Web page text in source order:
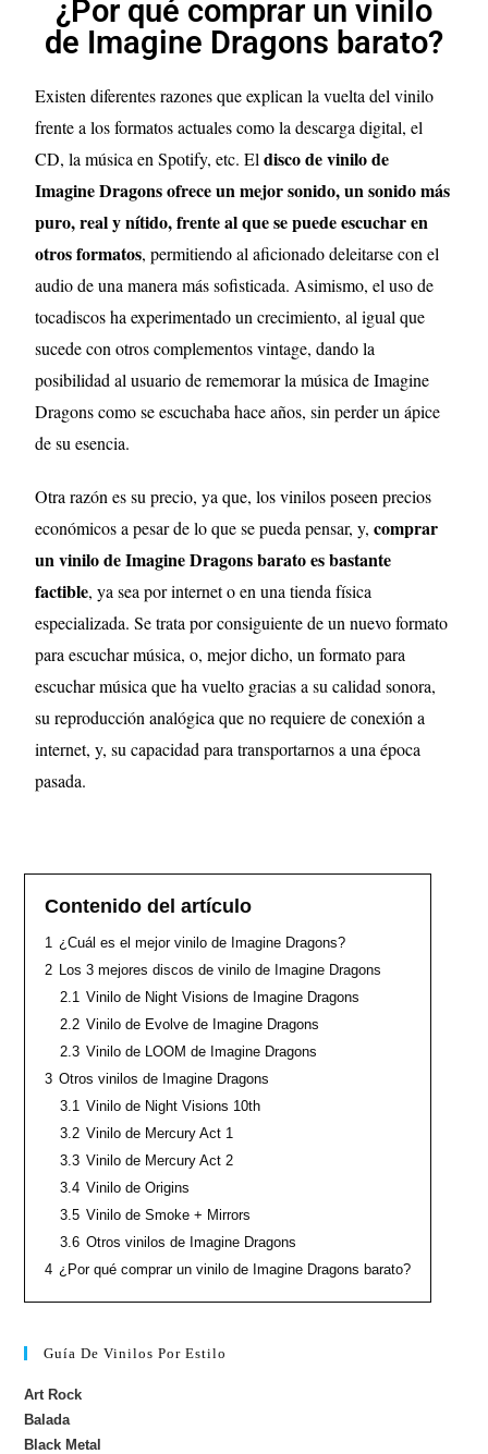
¿Por qué comprar un vinilo
de Imagine Dragons barato?
Existen diferentes razones que explican la vuelta del vinilo
frente a los formatos actuales como la descarga digital, el
CD, la música en Spotify, etc. El disco de vinilo de
Imagine Dragons ofrece un mejor sonido, un sonido más
puro, real y nítido, frente al que se puede escuchar en
otros formatos, permitiendo al aficionado deleitarse con el
audio de una manera más sofisticada. Asimismo, el uso de
tocadiscos ha experimentado un crecimiento, al igual que
sucede con otros complementos vintage, dando la
posibilidad al usuario de rememorar la música de Imagine
Dragons como se escuchaba hace años, sin perder un ápice
de su esencia.
Otra razón es su precio, ya que, los vinilos poseen precios
económicos a pesar de lo que se pueda pensar, y,comprar
un vinilo de Imagine Dragons barato es bastante
factible, ya sea por internet o en una tienda física
especializada. Se trata por consiguiente de un nuevo formato
para escuchar música, o, mejor dicho, un formato para
escuchar música que ha vuelto gracias a su calidad sonora,
su reproducción analógica que no requiere de conexión a
internet, y, su capacidad para transportarnos a una época
pasada.
Contenido del artículo
1 ¿Cuál es el mejor vinilo de Imagine Dragons?
2 Los 3 mejores discos de vinilo de Imagine Dragons
2.1 Vinilo de Night Visions de Imagine Dragons
2.2 Vinilo de Evolve de Imagine Dragons
2.3 Vinilo de LOOM de Imagine Dragons
3 Otros vinilos de Imagine Dragons
3.1 Vinilo de Night Visions 10th
3.2 Vinilo de Mercury Act 1
3.3 Vinilo de Mercury Act 2
3.4 Vinilo de Origins
3.5 Vinilo de Smoke + Mirrors
3.6 Otros vinilos de Imagine Dragons
4 ¿Por qué comprar un vinilo de Imagine Dragons barato?
Guía De Vinilos Por Estilo
Art Rock
Balada
Black Metal